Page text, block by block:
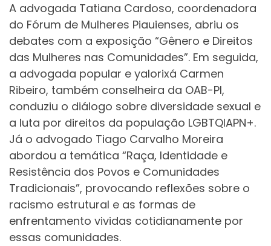
A advogada Tatiana Cardoso, coordenadora
do Fórum de Mulheres Piauienses, abriu os
debates com a exposição “Gênero e Direitos
das Mulheres nas Comunidades”. Em seguida,
a advogada popular e yalorixá Carmen
Ribeiro, também conselheira da OAB-PI,
conduziu o diálogo sobre diversidade sexual e
a luta por direitos da população LGBTQIAPN+.
Já o advogado Tiago Carvalho Moreira
abordou a temática “Raça, Identidade e
Resistência dos Povos e Comunidades
Tradicionais”, provocando reflexões sobre o
racismo estrutural e as formas de
enfrentamento vividas cotidianamente por
essas comunidades.